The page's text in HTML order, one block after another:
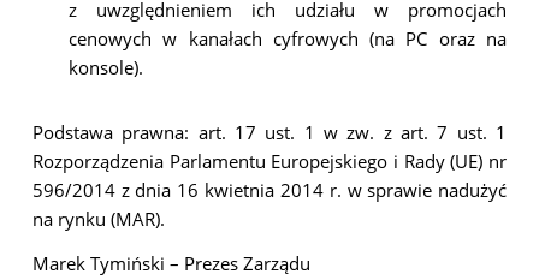
z uwzględnieniem ich udziału w promocjach
cenowych w kanałach cyfrowych (na PC oraz na
konsole).
Podstawa prawna: art. 17 ust. 1 w zw. z art. 7 ust. 1
Rozporządzenia Parlamentu Europejskiego i Rady (UE) nr
596/2014 z dnia 16 kwietnia 2014 r. w sprawie nadużyć
na rynku (MAR).
Marek Tymiński – Prezes Zarządu